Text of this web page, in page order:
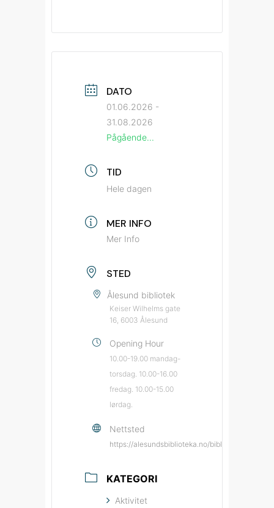
DATO
01.06.2026 -
31.08.2026
Pågående...
TID
Hele dagen
MER INFO
Mer Info
STED
Ålesund bibliotek
Keiser Wilhelms gate
16, 6003 Ålesund
Opening Hour
10.00-19.00 mandag-
torsdag. 10.00-16.00
fredag. 10.00-15.00
lørdag.
Nettsted
https://alesundsbiblioteka.no/biblioteka/
KATEGORI
Aktivitet